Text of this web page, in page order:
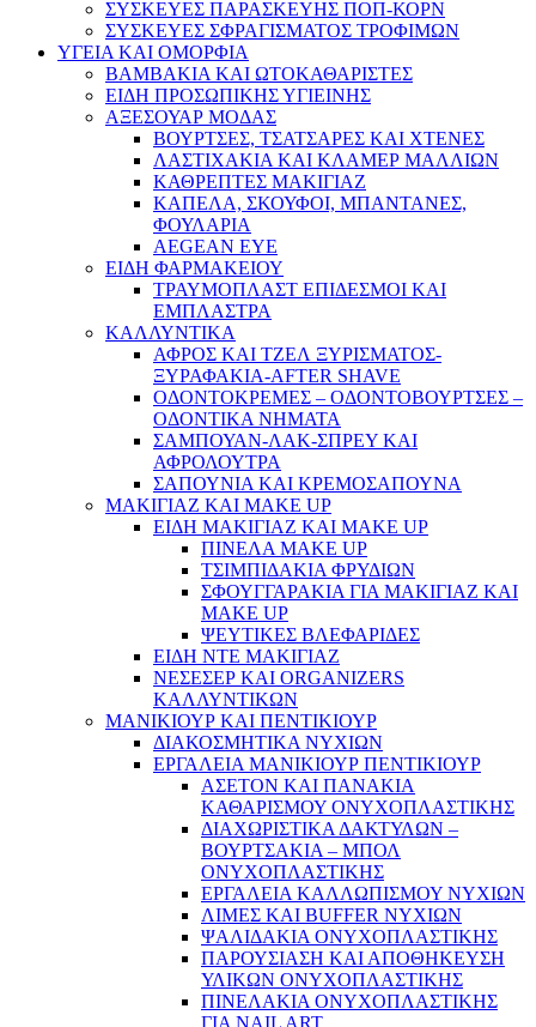
ΣΥΣΚΕΥΕΣ ΠΑΡΑΣΚΕΥΗΣ ΠΟΠ-ΚΟΡΝ
ΣΥΣΚΕΥΕΣ ΣΦΡΑΓΙΣΜΑΤΟΣ ΤΡΟΦΙΜΩΝ
ΥΓΕΙΑ ΚΑΙ ΟΜΟΡΦΙΑ
ΒΑΜΒΑΚΙΑ ΚΑΙ ΩΤΟΚΑΘΑΡΙΣΤΕΣ
ΕΙΔΗ ΠΡΟΣΩΠΙΚΗΣ ΥΓΙΕΙΝΗΣ
ΑΞΕΣΟΥΑΡ ΜΟΔΑΣ
ΒΟΥΡΤΣΕΣ, ΤΣΑΤΣΑΡΕΣ ΚΑΙ ΧΤΕΝΕΣ
ΛΑΣΤΙΧΑΚΙΑ ΚΑΙ ΚΛΑΜΕΡ ΜΑΛΛΙΩΝ
ΚΑΘΡΕΠΤΕΣ ΜΑΚΙΓΙΑΖ
ΚΑΠΕΛΑ, ΣΚΟΥΦΟΙ, ΜΠΑΝΤΑΝΕΣ,
ΦΟΥΛΑΡΙΑ
AEGEAN EYE
ΕΙΔΗ ΦΑΡΜΑΚΕΙΟΥ
ΤΡΑΥΜΟΠΛΑΣΤ ΕΠΙΔΕΣΜΟΙ ΚΑΙ
ΕΜΠΛΑΣΤΡΑ
ΚΑΛΛΥΝΤΙΚΑ
ΑΦΡΟΣ ΚΑΙ ΤΖΕΛ ΞΥΡΙΣΜΑΤΟΣ-
ΞΥΡΑΦΑΚΙΑ-AFTER SHAVE
ΟΔΟΝΤΟΚΡΕΜΕΣ – ΟΔΟΝΤΟΒΟΥΡΤΣΕΣ –
ΟΔΟΝΤΙΚΑ ΝΗΜΑΤΑ
ΣΑΜΠΟΥΑΝ-ΛΑΚ-ΣΠΡΕΥ ΚΑΙ
ΑΦΡΟΛΟΥΤΡΑ
ΣΑΠΟΥΝΙΑ ΚΑΙ ΚΡΕΜΟΣΑΠΟΥΝΑ
ΜΑΚΙΓΙΑΖ ΚΑΙ MAKE UP
ΕΙΔΗ ΜΑΚΙΓΙΑΖ ΚΑΙ MAKE UP
ΠΙΝΕΛΑ MAKE UP
ΤΣΙΜΠΙΔΑΚΙΑ ΦΡΥΔΙΩΝ
ΣΦΟΥΓΓΑΡΑΚΙΑ ΓΙΑ ΜΑΚΙΓΙΑZ ΚΑΙ
MAKE UP
ΨΕΥΤΙΚΕΣ ΒΛΕΦΑΡΙΔΕΣ
ΕΙΔΗ ΝΤΕ ΜΑΚΙΓΙΑΖ
ΝΕΣΕΣΕΡ ΚΑΙ ORGANIZERS
ΚΑΛΛΥΝΤΙΚΩΝ
ΜΑΝΙΚΙΟΥΡ ΚΑΙ ΠΕΝΤΙΚΙΟΥΡ
ΔΙΑΚΟΣΜΗΤΙΚΑ ΝΥΧΙΩΝ
ΕΡΓΑΛΕΙΑ ΜΑΝΙΚΙΟΥΡ ΠΕΝΤΙΚΙΟΥΡ
ΑΣΕΤΟΝ ΚΑΙ ΠΑΝΑΚΙΑ
ΚΑΘΑΡΙΣΜΟΥ ΟΝΥΧΟΠΛΑΣΤΙΚΗΣ
ΔΙΑΧΩΡΙΣΤΙΚΑ ΔΑΚΤΥΛΩΝ –
ΒΟΥΡΤΣΑΚΙΑ – ΜΠΟΛ
ΟΝΥΧΟΠΛΑΣΤΙΚΗΣ
ΕΡΓΑΛΕΙΑ ΚΑΛΛΩΠΙΣΜΟΥ ΝΥΧΙΩΝ
ΛΙΜΕΣ ΚΑΙ BUFFER ΝΥΧΙΩΝ
ΨΑΛΙΔΑΚΙΑ ΟΝΥΧΟΠΛΑΣΤΙΚΗΣ
ΠΑΡΟΥΣΙΑΣΗ ΚΑΙ ΑΠΟΘΗΚΕΥΣΗ
ΥΛΙΚΩΝ ΟΝΥΧΟΠΛΑΣΤΙΚΗΣ
ΠΙΝΕΛΑΚΙΑ ΟΝΥΧΟΠΛΑΣΤΙΚΗΣ